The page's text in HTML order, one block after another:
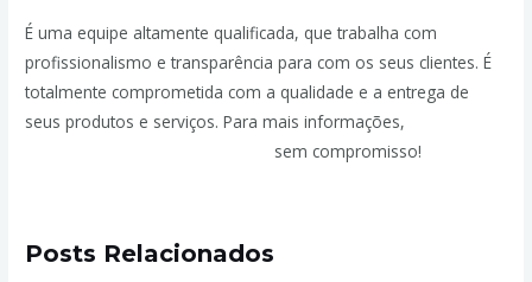
É uma equipe altamente qualificada, que trabalha com
profissionalismo e transparência para com os seus clientes. É
totalmente comprometida com a qualidade e a entrega de
seus produtos e serviços. Para mais informações,
sem compromisso!
Posts Relacionados